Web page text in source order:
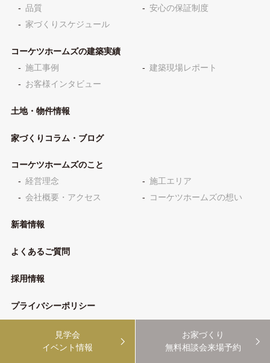
品質
安心の保証制度
家づくりスケジュール
コーケツホームズの建築実績
施工事例
建築現場レポート
お客様インタビュー
土地・物件情報
家づくりコラム・ブログ
コーケツホームズのこと
経営理念
施工エリア
会社概要・アクセス
コーケツホームズの想い
新着情報
よくあるご質問
採用情報
プライバシーポリシー
家づくり無料相談会 来場予約
見学会
イベント情報
お家づくり
無料相談会来場予約